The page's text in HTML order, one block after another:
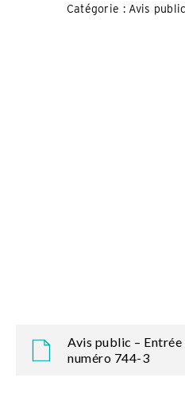
Catégorie : Avis
Avis public –
numéro 744-3